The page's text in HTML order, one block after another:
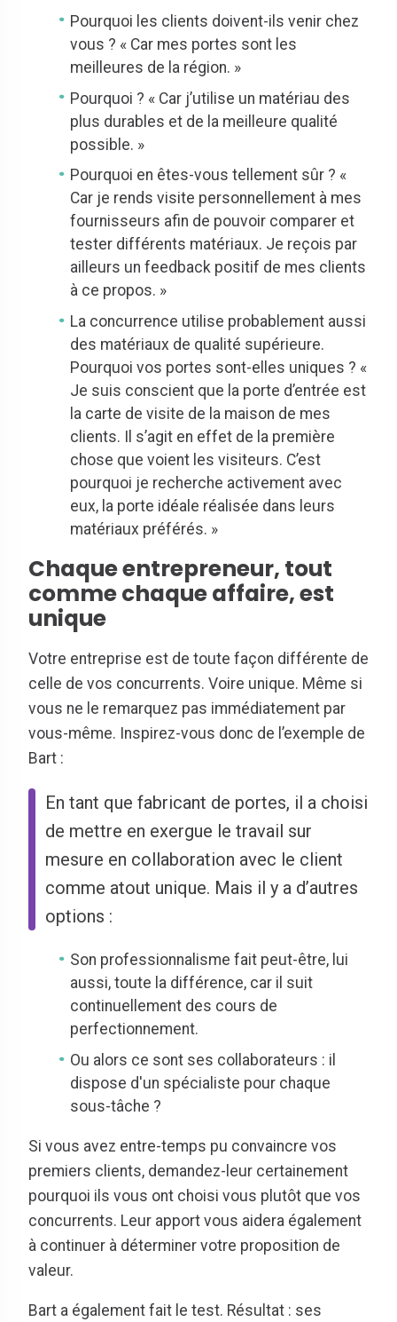
Pourquoi les clients doivent-ils venir chez
vous ? « Car mes portes sont les
meilleures de la région. »
Pourquoi ? « Car j’utilise un matériau des
plus durables et de la meilleure qualité
possible. »
Pourquoi en êtes-vous tellement sûr ? «
Car je rends visite personnellement à mes
fournisseurs afin de pouvoir comparer et
tester différents matériaux. Je reçois par
ailleurs un feedback positif de mes clients
à ce propos. »
La concurrence utilise probablement aussi
des matériaux de qualité supérieure.
Pourquoi vos portes sont-elles uniques ? «
Je suis conscient que la porte d’entrée est
la carte de visite de la maison de mes
clients. Il s’agit en effet de la première
chose que voient les visiteurs. C’est
pourquoi je recherche activement avec
eux, la porte idéale réalisée dans leurs
matériaux préférés. »
Chaque entrepreneur, tout
comme chaque affaire, est
unique
Votre entreprise est de toute façon différente de
celle de vos concurrents. Voire unique. Même si
vous ne le remarquez pas immédiatement par
vous-même. Inspirez-vous donc de l’exemple de
Bart :
En tant que fabricant de portes, il a choisi
de mettre en exergue le travail sur
mesure en collaboration avec le client
comme atout unique. Mais il y a d’autres
options :
Son professionnalisme fait peut-être, lui
aussi, toute la différence, car il suit
continuellement des cours de
perfectionnement.
Ou alors ce sont ses collaborateurs : il
dispose d'un spécialiste pour chaque
sous-tâche ?
Si vous avez entre-temps pu convaincre vos
premiers clients, demandez-leur certainement
pourquoi ils vous ont choisi vous plutôt que vos
concurrents. Leur apport vous aidera également
à continuer à déterminer votre proposition de
valeur.
Bart a également fait le test. Résultat : ses